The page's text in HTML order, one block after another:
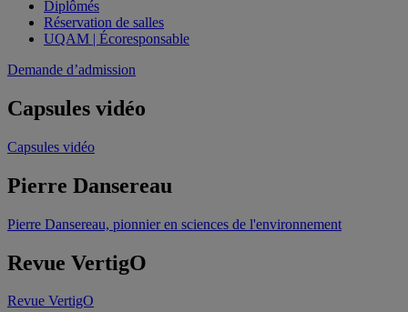
Diplômés
Réservation de salles
UQAM | Écoresponsable
Demande d’admission
Capsules vidéo
Capsules vidéo
Pierre Dansereau
Pierre Dansereau, pionnier en sciences de l'environnement
Revue VertigO
Revue VertigO